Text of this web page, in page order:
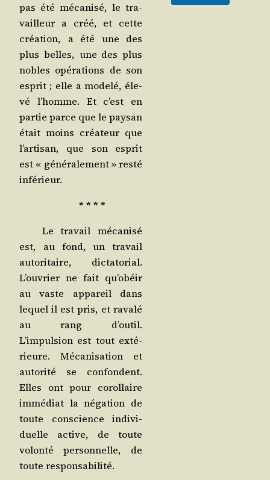
pas été méca­ni­sé, le tra­
vailleur a créé, et cette
créa­tion, a été une des
plus belles, une des plus
nobles opé­ra­tions de son
esprit ; elle a mode­lé, éle­
vé l’homme. Et c’est en
par­tie parce que le pay­san
était moins créa­teur que
l’artisan, que son esprit
est « géné­ra­le­ment » res­té
inférieur.
* * * *
Le tra­vail méca­ni­sé
est, au fond, un tra­vail
auto­ri­taire, dic­ta­to­rial.
L’ouvrier ne fait qu’obéir
au vaste appa­reil dans
lequel il est pris, et rava­lé
au rang d’outil.
L’impulsion est tout exté­
rieure. Méca­ni­sa­tion et
auto­ri­té se confondent.
Elles ont pour corol­laire
immé­diat la néga­tion de
toute conscience indi­vi­
duelle active, de toute
volon­té per­son­nelle, de
toute responsabilité.